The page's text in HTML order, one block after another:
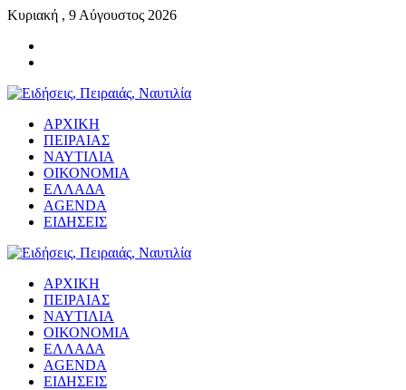
Κυριακή , 9 Αύγουστος 2026
ΑΡΧΙΚΗ
ΠΕΙΡΑΙΑΣ
ΝΑΥΤΙΛΙΑ
ΟΙΚΟΝΟΜΙΑ
ΕΛΛΑΔΑ
AGENDA
ΕΙΔΗΣΕΙΣ
ΑΡΧΙΚΗ
ΠΕΙΡΑΙΑΣ
ΝΑΥΤΙΛΙΑ
ΟΙΚΟΝΟΜΙΑ
ΕΛΛΑΔΑ
AGENDA
ΕΙΔΗΣΕΙΣ